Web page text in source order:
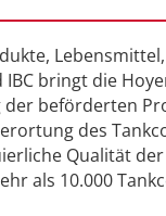
IBC bringt die
der beförderten
des
Qualität
als 10.000